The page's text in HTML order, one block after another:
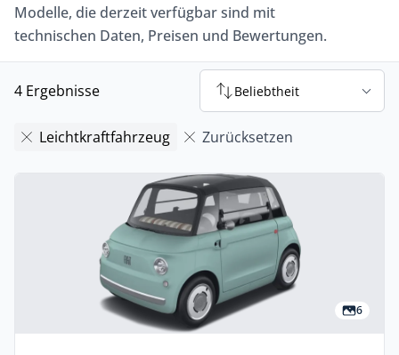
Modelle, die derzeit verfügbar sind mit
technischen Daten, Preisen und Bewertungen.
4 Ergebnisse Beliebtheit
Leichtkraftfahrzeug Zurücksetzen
6